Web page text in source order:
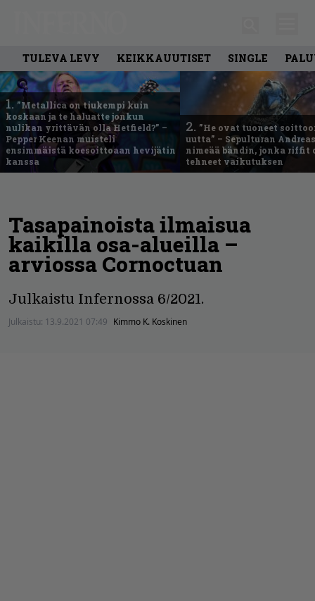
TULEVA LEVY KEIKKAUUTISET SINGLE
1. ”Metallica on tiukempi kuin
koskaan ja te haluatte jonkun
nulikan yrittävän olla Hetfield?” –
Pepper Keenan muisteli
ensimmäistä koesoittoaan hevijätin
kanssa
2. ”He ovat tuoneet
uutta” – Sepulturan
nimeää bändin, jonka riffit
tehneet vaikutuksen
Tasapainoista ilmaisua
kaikilla osa-alueilla –
arviossa Cornoctuan
Julkaistu Infernossa 6/2021.
Julkaistu: 13.9.2021 07:49 Kimmo K. Koskinen